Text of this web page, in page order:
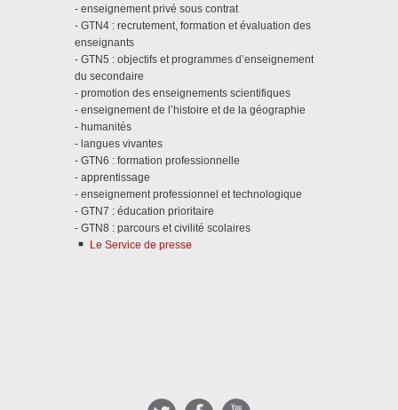
- enseignement privé sous contrat
- GTN4 : recrutement, formation et évaluation des
enseignants
- GTN5 : objectifs et programmes d’enseignement
du secondaire
- promotion des enseignements scientifiques
- enseignement de l’histoire et de la géographie
- humanités
- langues vivantes
- GTN6 : formation professionnelle
- apprentissage
- enseignement professionnel et technologique
- GTN7 : éducation prioritaire
- GTN8 : parcours et civilité scolaires
Le Service de presse